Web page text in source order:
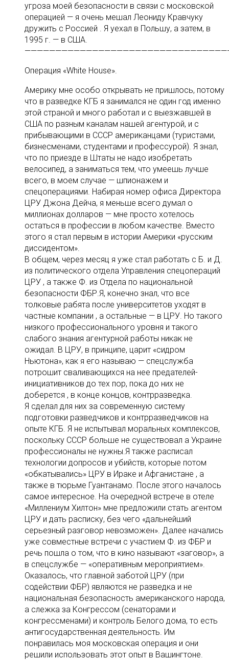
угроза моей безопасности в связи с московской
операцией — я очень мешал Леониду Кравчуку
дружить с Россией . Я уехал в Польшу, а затем, в
1995 г. — в США.
Операция «White House».
Америку мне особо открывать не пришлось, потому
что в разведке КГБ я занимался не один год именно
этой страной и много работал и с выезжавшей в
США по разным каналам нашей агентурой, и с
прибывающими в СССР американцами (туристами,
бизнесменами, студентами и профессурой). Я знал,
что по приезде в Штаты не надо изобретать
велосипед, а заниматься тем, что умеешь лучше
всего, в моем случае — шпионажем и
спецоперациями. Набирая номер офиса Директора
ЦРУ Джона Дейча, я меньше всего думал о
миллионах долларов — мне просто хотелось
остаться в профессии в любом качестве. Bместо
этого я стал первым в истории Америки «русским
диссидентом».
В общем, через месяц я уже стал работать с Б. и Д.
из политического отдела Управления спецопераций
ЦРУ , а также Ф. из Отдела по национальной
безопасности ФБР.Я, конечно знал, что все
толковые рабята после университетов уходят в
частные компании , а остальные — в ЦРУ. Но такого
низкого профессионального уровня и такого
слабого знания агентурной работы никак не
ожидал. В ЦРУ, в принципе, царит «сидром
Ньютона», как я его называю — спецслужба
потрошит сваливающихся на нее предателей-
инициативников до тех пор, пока до них не
доберется , в конце концов, контрразведка.
Я сделал для них за современную систему
подготовки разведчиков и контрразведчиков на
опыте КГБ. Я не испытывал моральных комплексов,
поскольку СССР больше не существовал а Украине
профессионалы не нужны.Я также расписал
технологии допросов и убийств, которые потом
«обкатывались» ЦРУ в Ираке и Афганистане , а
также в тюрьме Гуантанамо. После этого началось
самое интересное. На очередной встрече в отеле
«Миллениум Хилтон» мне предложили стать агентом
ЦРУ и дать расписку, без чего «дальнейший
серьезный разговор невозможен». Далее начались
уже совместные встречи с участием Ф. из ФБР и
речь пошла о том, что в кино называют «заговор», а
в спецслужбе — «оперативным мероприятием».
Оказалось, что главной заботой ЦРУ (при
содействии ФБР) являются не разведка и не
национальная безопасность американского народа,
а слежка за Конгрессом (сенаторами и
конгрессменами) и контроль Белого дoма, то есть
антигосударственная деятельность. Им
понравилась моя московская операция и они
решили использовать этот опыт в Вашингтоне.